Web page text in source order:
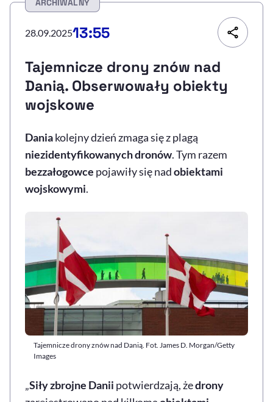
Sprawdź, jak i dlaczego zwiększamy dostępność , otwiera się w nowym
Deklaracja dostępności
ARCHIWALNY
28.09.202513:55
Tajemnicze drony znów nad
Danią. Obserwowały obiekty
wojskowe
Daniakolejny dzień zmaga się z plagą
niezidentyfikowanych dronów. Tym razem
bezzałogowce pojawiły się nadobiektami
wojskowymi.
Tajemnicze drony znów nad Danią. Fot. James D. Morgan/Getty
Images
„Siły zbrojne Danii potwierdzają, żedrony